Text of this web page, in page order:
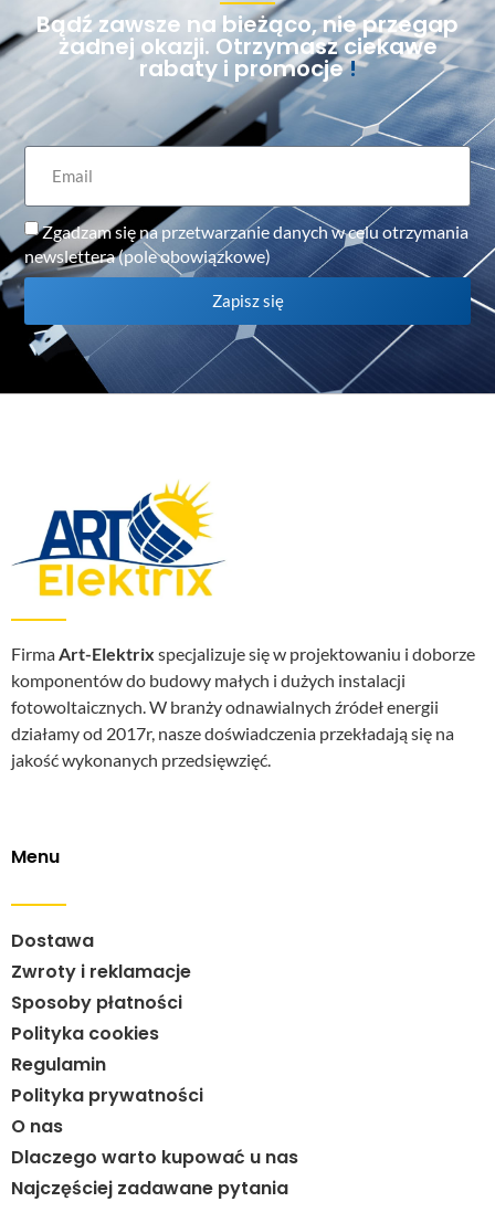
Bądź zawsze na bieżąco, nie przegap
żadnej okazji. Otrzymasz ciekawe
rabaty i promocje!
Zgadzam się na przetwarzanie danych w celu otrzymania
newslettera (pole obowiązkowe)
Zapisz się
FirmaArt-Elektrix specjalizuje się w projektowaniu i doborze
komponentów do budowy małych i dużych instalacji
fotowoltaicznych. W branży odnawialnych źródeł energii
działamy od 2017r, nasze doświadczenia przekładają się na
jakość wykonanych przedsięwzięć.
Menu
Dostawa
Zwroty i reklamacje
Sposoby płatności
Polityka cookies
Regulamin
Polityka prywatności
O nas
Dlaczego warto kupować u nas
Najczęściej zadawane pytania